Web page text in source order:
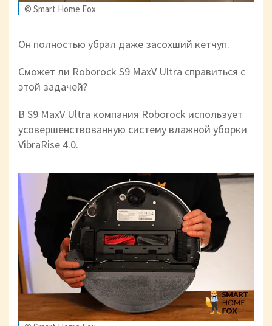
© Smart Home Fox
Он полностью убрал даже засохший кетчуп.
Сможет ли Roborock S9 MaxV Ultra справиться с
этой задачей?
В S9 MaxV Ultra компания Roborock использует
усовершенствованную систему влажной уборки
VibraRise 4.0.